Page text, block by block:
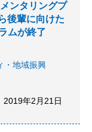
ンタリングプ
後輩に向けた
ムが終了
・地域振興
2019年2月21日